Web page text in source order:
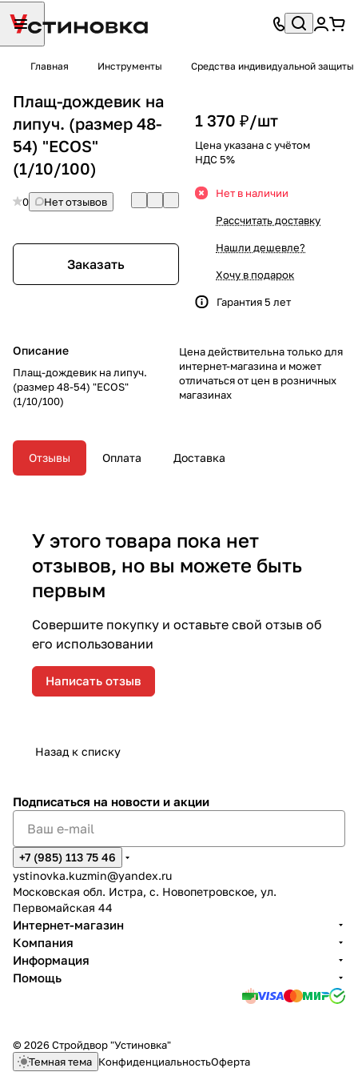
Главная Инструменты Средства индивидуальной защиты
Плащ-дождевик на
липуч. (размер 48-
54) "ECOS"
(1/10/100)
0 Нет отзывов
Заказать
Описание
Плащ-дождевик на липуч.
(размер 48-54) "ECOS"
(1/10/100)
1 370 ₽/шт
Цена указана с учётом
НДС 5%
Нет в наличии
Рассчитать доставку
Нашли дешевле?
Хочу в подарок
Гарантия 5 лет
Цена действительна только для
интернет-магазина и может
отличаться от цен в розничных
магазинах
Отзывы Оплата Доставка
У этого товара пока нет
отзывов, но вы можете быть
первым
Совершите покупку и оставьте свой отзыв об
его использовании
Написать отзыв
Назад к списку
Подписаться на новости и акции
+7 (985) 113 75 46
ystinovka.kuzmin@yandex.ru
Московская обл. Истра, с. Новопетровское, ул.
Первомайская 44
Интернет-магазин
Компания
Информация
Помощь
© 2026 Стройдвор "Устиновка"
Темная тема КонфиденциальностьОферта